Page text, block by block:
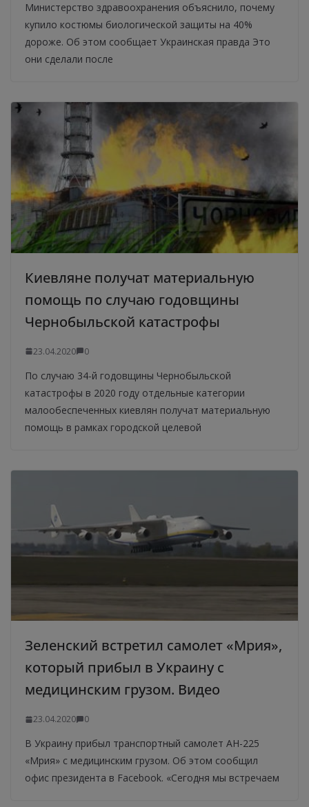
Министерство здравоохранения объяснило, почему
купило костюмы биологической защиты на 40%
дороже. Об этом сообщает Украинская правда Это
они сделали после
Киевляне получат материальную
помощь по случаю годовщины
Чернобыльской катастрофы
23.04.2020 0
По случаю 34-й годовщины Чернобыльской
катастрофы в 2020 году отдельные категории
малообеспеченных киевлян получат материальную
помощь в рамках городской целевой
Зеленский встретил самолет «Мрия»,
который прибыл в Украину с
медицинским грузом. Видео
23.04.2020 0
В Украину прибыл транспортный самолет АН-225
«Мрия» с медицинским грузом. Об этом сообщил
офис президента в Facebook. «Сегодня мы встречаем